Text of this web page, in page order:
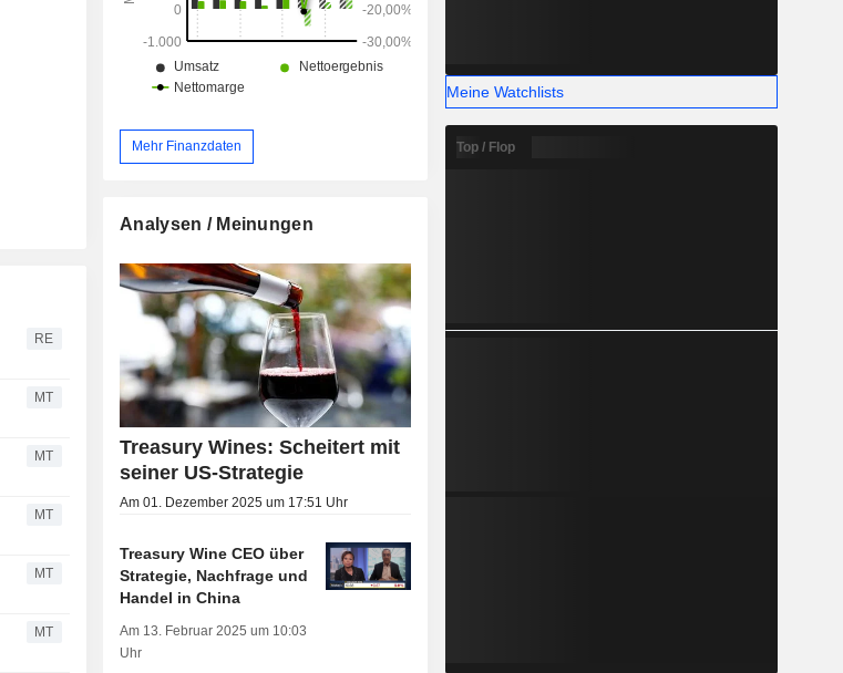
RE
MT
MT
MT
MT
MT
Mehr Finanzdaten
Analysen / Meinungen
Treasury Wines: Scheitert mit
seiner US-Strategie
Am 01. Dezember 2025 um 17:51 Uhr
Treasury Wine CEO über
Strategie, Nachfrage und
Handel in China
Am 13. Februar 2025 um 10:03
Uhr
Meine Watchlists
Top / Flop